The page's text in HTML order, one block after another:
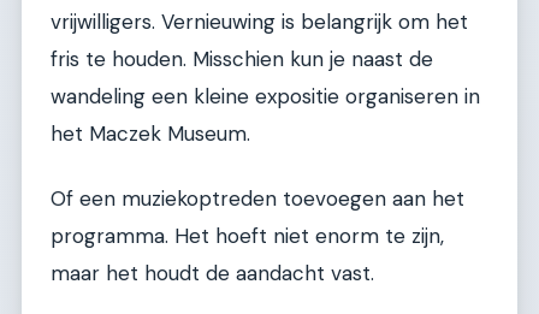
vrijwilligers. Vernieuwing is belangrijk om het
fris te houden. Misschien kun je naast de
wandeling een kleine expositie organiseren in
het Maczek Museum.
Of een muziekoptreden toevoegen aan het
programma. Het hoeft niet enorm te zijn,
maar het houdt de aandacht vast.